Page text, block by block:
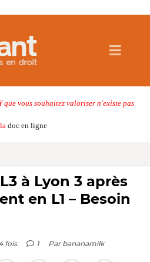
que vous souhaitez valoriser n'existe pas
doc en ligne
à Lyon 3 après
en L1 – Besoin
fois 1 Par bananamilk